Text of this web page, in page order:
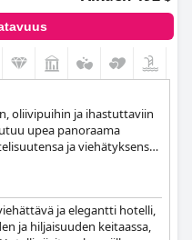
oliivipuihin ja ihastuttaviin
upea panoraama
ja viehätyksensä
ja elegantti hotelli,
ja hiljaisuuden keitaassa,